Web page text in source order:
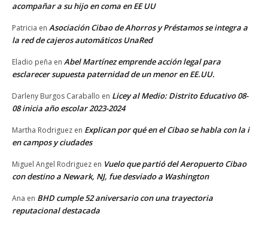
acompañar a su hijo en coma en EE UU
Patricia en Asociación Cibao de Ahorros y Préstamos se integra a
la red de cajeros automáticos UnaRed
Eladio peña en Abel Martínez emprende acción legal para
esclarecer supuesta paternidad de un menor en EE.UU.
Darleny Burgos Caraballo en Licey al Medio: Distrito Educativo 08-
08 inicia año escolar 2023-2024
Martha Rodriguez en Explican por qué en el Cibao se habla con la i
en campos y ciudades
Miguel Angel Rodriguez en Vuelo que partió del Aeropuerto Cibao
con destino a Newark, NJ, fue desviado a Washington
Ana en BHD cumple 52 aniversario con una trayectoria
reputacional destacada